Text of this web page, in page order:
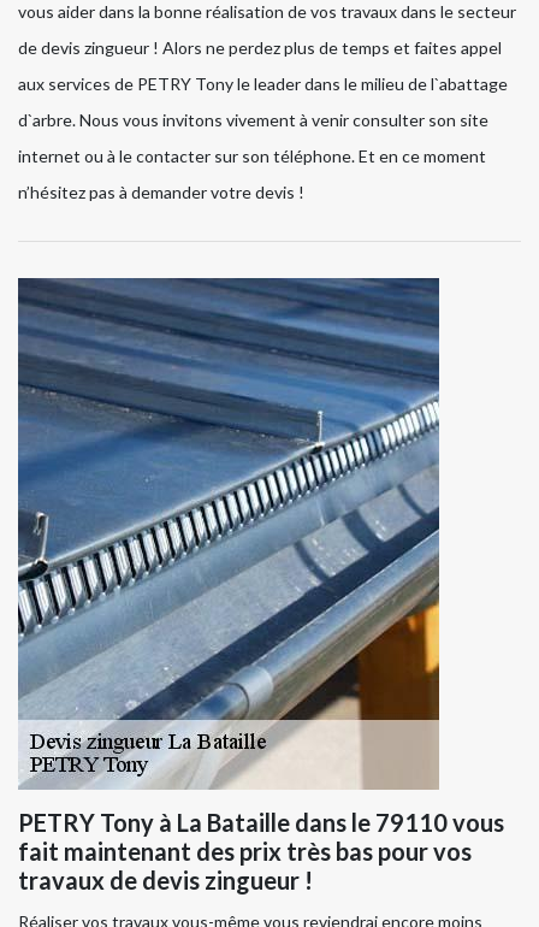
vous aider dans la bonne réalisation de vos travaux dans le secteur
de devis zingueur ! Alors ne perdez plus de temps et faites appel
aux services de PETRY Tony le leader dans le milieu de l`abattage
d`arbre. Nous vous invitons vivement à venir consulter son site
internet ou à le contacter sur son téléphone. Et en ce moment
n’hésitez pas à demander votre devis !
PETRY Tony à La Bataille dans le 79110 vous
fait maintenant des prix très bas pour vos
travaux de devis zingueur !
Réaliser vos travaux vous-même vous reviendrai encore moins